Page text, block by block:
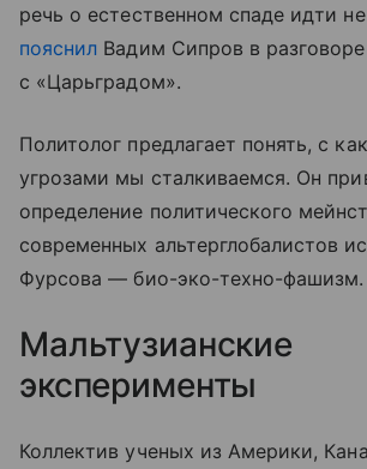
речь о естественном спаде идти
пояснил Вадим Сипров в разговоре
с «Царьградом».
Политолог предлагает понять, с
угрозами мы сталкиваемся. Он
определение политического
современных альтерглобалистов
Фурсова — био-эко-техно-фашизм.
Мальтузианские
эксперименты
Коллектив ученых из Америки,